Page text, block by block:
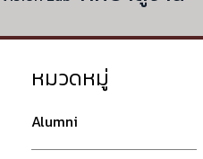
หมวดหมู่
Alumni